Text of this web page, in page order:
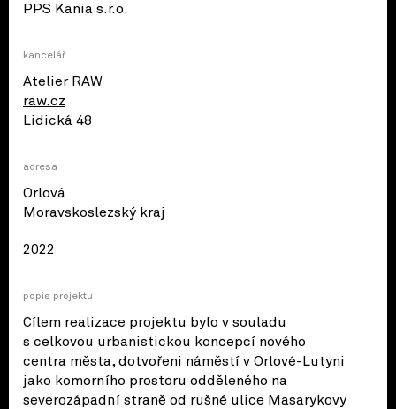
PPS Kania s.r.o.
kancelář
Atelier RAW
raw.cz
Lidická 48
adresa
Orlová
Moravskoslezský kraj
2022
popis projektu
Cílem realizace projektu bylo v souladu
s celkovou urbanistickou koncepcí nového
centra města, dotvořeni náměstí v Orlové-Lutyni
jako komorního prostoru odděleného na
severozápadní straně od rušné ulice Masarykovy